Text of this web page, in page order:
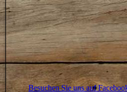
Besuchen Sie uns auf